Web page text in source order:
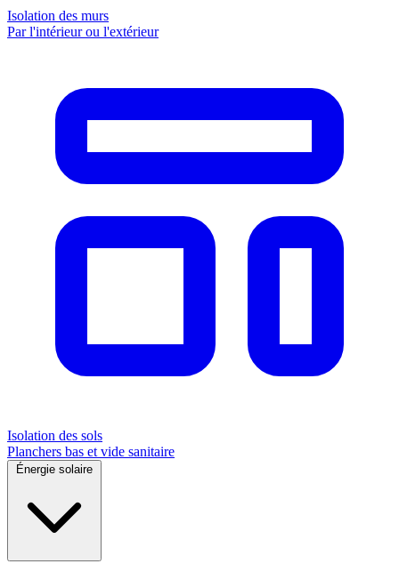
Isolation des murs
Par l'intérieur ou l'extérieur
Isolation des sols
Planchers bas et vide sanitaire